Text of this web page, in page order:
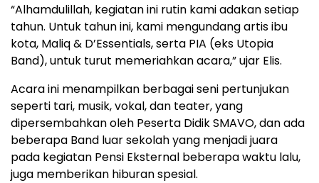
“Alhamdulillah, kegiatan ini rutin kami adakan setiap
tahun. Untuk tahun ini, kami mengundang artis ibu
kota, Maliq & D’Essentials, serta PIA (eks Utopia
Band), untuk turut memeriahkan acara,” ujar Elis.
Acara ini menampilkan berbagai seni pertunjukan
seperti tari, musik, vokal, dan teater, yang
dipersembahkan oleh Peserta Didik SMAVO, dan ada
beberapa Band luar sekolah yang menjadi juara
pada kegiatan Pensi Eksternal beberapa waktu lalu,
juga memberikan hiburan spesial.